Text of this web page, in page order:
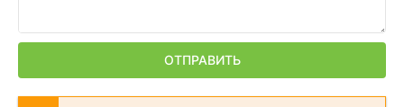
ОТПРАВИТЬ